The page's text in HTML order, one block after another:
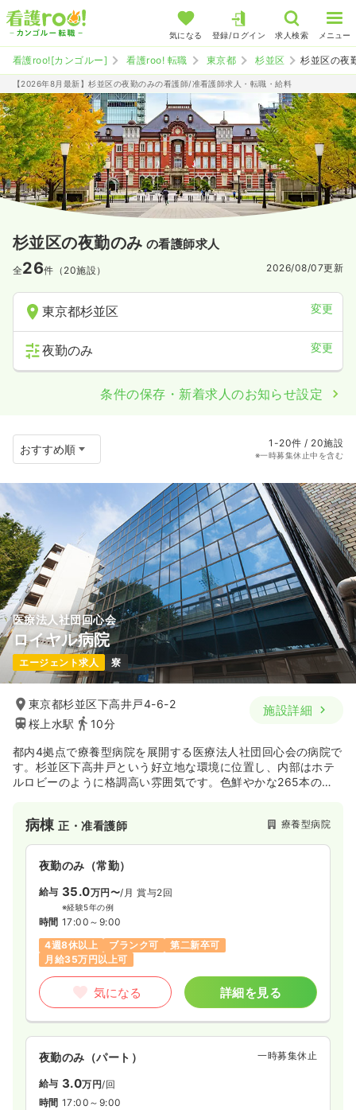
気になる 登録/ログイン 求人検索 メニュー
看護roo![カンゴルー] 看護roo! 転職 東京都 杉並区 杉並区の夜
【2026年8月最新】杉並区の夜勤のみの看護師/准看護師求人・転職・給料
杉並区の夜勤のみ の看護師求人
全26件（20施設） 2026/08/07更新
東京都杉並区 変更
夜勤のみ 変更
条件の保存・新着求人のお知らせ設定
1-20件 / 20施設
※一時募集休止中を含む
医療法人社団回心会
ロイヤル病院
エージェント求人 寮
東京都杉並区下高井戸4-6-2
桜上水駅
10分
施設詳細
都内4拠点で療養型病院を展開する医療法人社団回心会の病院で
す。杉並区下高井戸という好立地な環境に位置し、内部はホテ
ルロビーのように格調高い雰囲気です。色鮮やかな265本のプ
キャリアアップや資格取得もサポートしています。
病棟正・准看護師 療養型病院
夜勤のみ（常勤）
給与 35.0万円〜/月 賞与2回
※経験5年の例
時間 17:00～9:00
4週8休以上
ブランク可
第二新卒可
月給35万円以上可
気になる 詳細を見る
夜勤のみ（パート） 一時募集休止
給与 3.0万円/回
時間 17:00～9:00